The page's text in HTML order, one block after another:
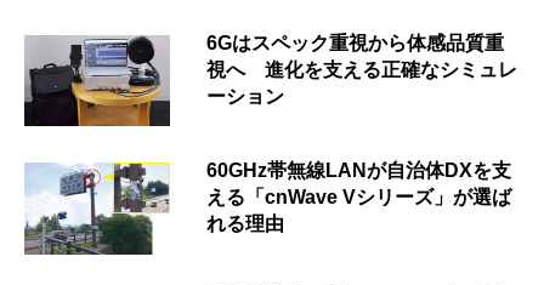
6Gはスペック重視から体感品質重
視へ 進化を支える正確なシミュレ
ーション
60GHz帯無線LANが自治体DXを支
える「cnWave Vシリーズ」が選ば
れる理由